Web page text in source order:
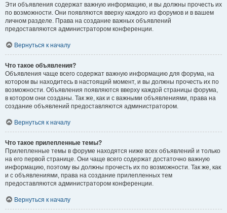
Эти объявления содержат важную информацию, и вы должны прочесть их
по возможности. Они появляются вверху каждого из форумов и в вашем
личном разделе. Права на создание важных объявлений
предоставляются администратором конференции.
Вернуться к началу
Что такое объявления?
Объявления чаще всего содержат важную информацию для форума, на
котором вы находитесь в настоящий момент, и вы должны прочесть их по
возможности. Объявления появляются вверху каждой страницы форума,
в котором они созданы. Так же, как и с важными объявлениями, права на
создание объявлений предоставляются администратором.
Вернуться к началу
Что такое прилепленные темы?
Прилепленные темы в форуме находятся ниже всех объявлений и только
на его первой странице. Они чаще всего содержат достаточно важную
информацию, поэтому вы должны прочесть их по возможности. Так же, как
и с объявлениями, права на создание прилепленных тем
предоставляются администратором конференции.
Вернуться к началу